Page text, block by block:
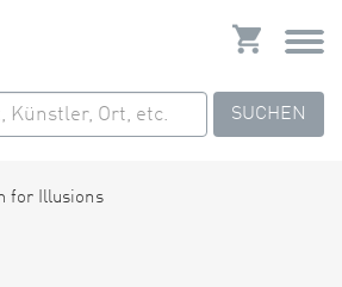
SUCHEN